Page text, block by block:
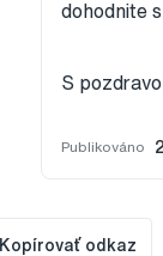
dohodnite
S
Publikováno
Kopírovať odkaz